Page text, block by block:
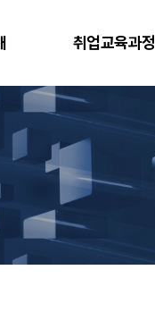
취업교육과정